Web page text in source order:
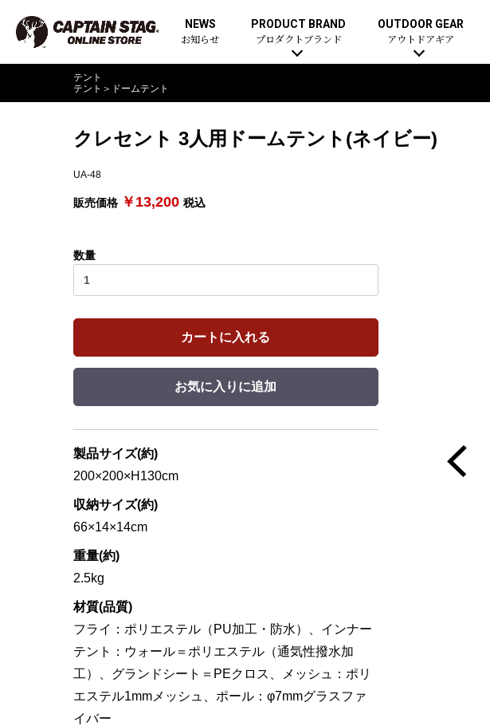
NEWS
お知らせ
PRODUCT BRAND
プロダクトブランド
OUTDOOR GEAR
アウトドアギア
テント
テント ＞ ドームテント
クレセント 3人用ドームテント(ネイビー)
UA-48
販売価格 ￥13,200 税込
数量
カートに入れる
お気に入りに追加
製品サイズ(約)
200×200×H130cm
収納サイズ(約)
66×14×14cm
重量(約)
2.5kg
材質(品質)
フライ：ポリエステル（PU加工・防水）、インナー
テント：ウォール＝ポリエステル（通気性撥水加
工）、グランドシート＝PEクロス、メッシュ：ポリ
エステル1mmメッシュ、ポール：φ7mmグラスファ
イバー